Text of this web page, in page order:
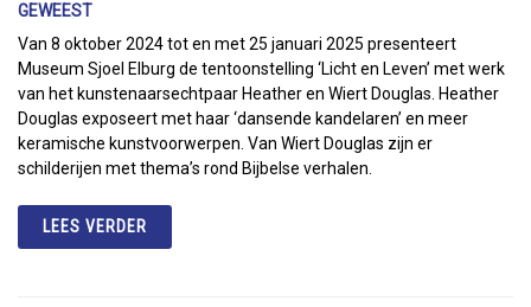
GEWEEST
Van 8 oktober 2024 tot en met 25 januari 2025 presenteert
Museum Sjoel Elburg de tentoonstelling ‘Licht en Leven’ met werk
van het kunstenaarsechtpaar Heather en Wiert Douglas. Heather
Douglas exposeert met haar ‘dansende kandelaren’ en meer
keramische kunstvoorwerpen. Van Wiert Douglas zijn er
schilderijen met thema’s rond Bijbelse verhalen.
LEES VERDER